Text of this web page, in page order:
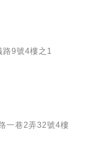
路9號4樓之1
一巷2弄32號4樓